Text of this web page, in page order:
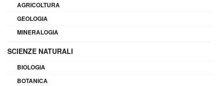
AGRICOLTURA
GEOLOGIA
MINERALOGIA
SCIENZE NATURALI
BIOLOGIA
BOTANICA